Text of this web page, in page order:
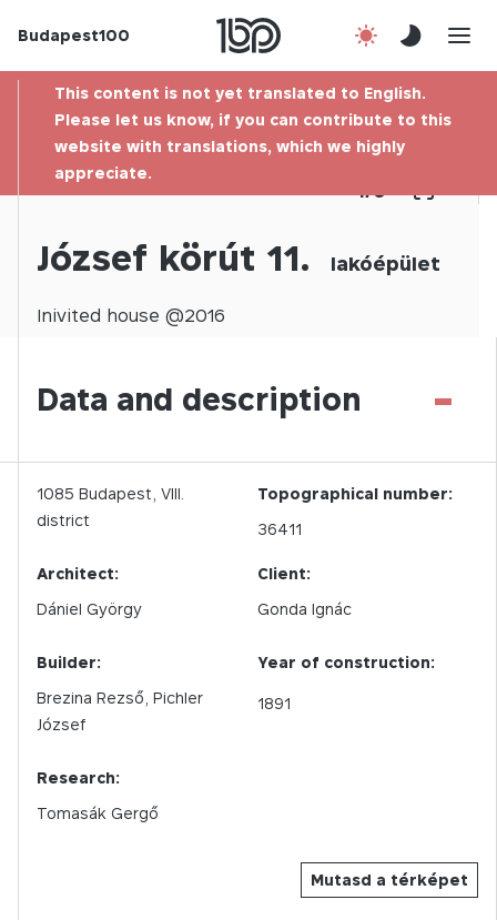
Budapest100
Contact
This content is not yet translated to English.
Please let us know, if you can contribute to this
website with translations, which we highly
appreciate.
1/0
József körút 11. lakóépület
Inivited house @2016
Data and description -
Mutasd a térképet
1085 Budapest, VIII.
district
Topographical number:
36411
Architect:
Dániel György
Client:
Gonda Ignác
Builder:
Brezina Rezső, Pichler
József
Year of construction:
1891
Research:
Tomasák Gergő